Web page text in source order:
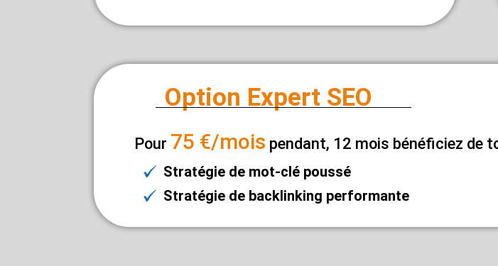
Option Expert SEO
Pour 75 €/mois pendant, 12 mois bénéficiez de
Stratégie de mot-clé poussé
Stratégie de backlinking performante